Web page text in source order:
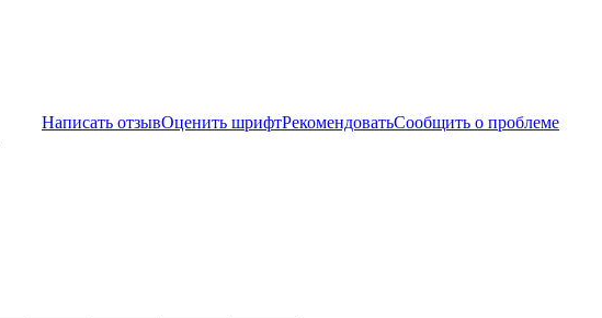
Написать отзывОценить шрифтРекомендоватьСообщить о проблеме